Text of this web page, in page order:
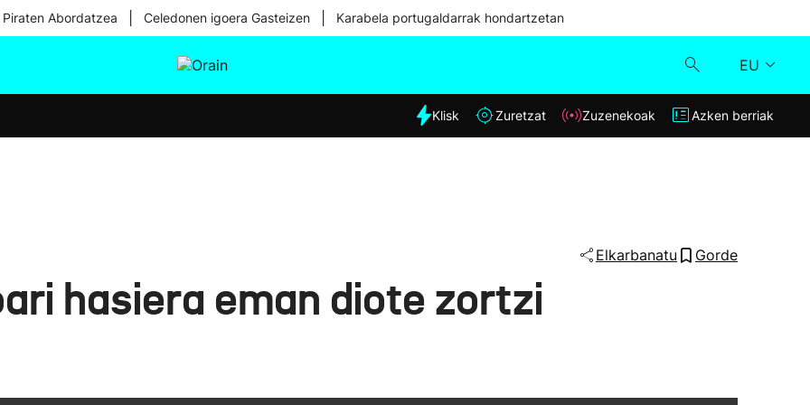
Abordatzea Celedonen igoera Gasteizen Karabela portugaldarrak hondartzetan
EU
Eguraldia
Klisk
Klisk Zuretzat Zuzenekoak Azken berriak
Elkarbanatu Gorde
hasiera eman diote zortzi